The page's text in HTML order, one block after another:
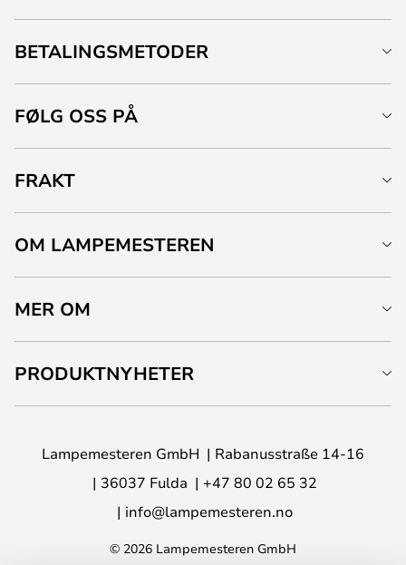
BETALINGSMETODER
FØLG OSS PÅ
FRAKT
OM LAMPEMESTEREN
MER OM
PRODUKTNYHETER
Lampemesteren GmbH
Rabanusstraße 14-16
36037 Fulda
+47 80 02 65 32
info@lampemesteren.no
© 2026 Lampemesteren GmbH